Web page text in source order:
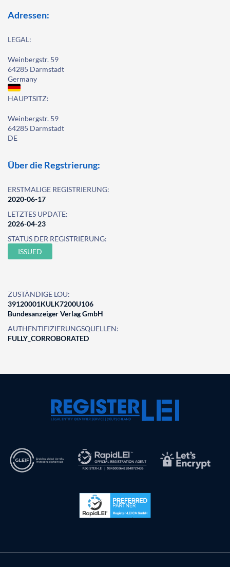
Adressen:
LEGAL:
Weinbergstr. 59
64285 Darmstadt
Germany
HAUPTSITZ:
Weinbergstr. 59
64285 Darmstadt
DE
Über die Regstrierung:
ERSTMALIGE REGISTRIERUNG:
2020-06-17
LETZTES UPDATE:
2026-04-23
STATUS DER REGISTRIERUNG:
ISSUED
ZUSTÄNDIGE LOU:
39120001KULK7200U106
Bundesanzeiger Verlag GmbH
AUTHENTIFIZIERUNGSQUELLEN:
FULLY_CORROBORATED